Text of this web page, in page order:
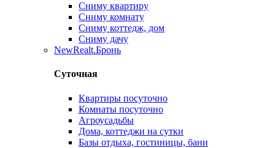
Сниму квартиру
Сниму комнату
Сниму коттедж, дом
Сниму дачу
NewRealt.Бронь
Суточная
Квартиры посуточно
Комнаты посуточно
Агроусадьбы
Дома, коттеджи на сутки
Базы отдыха, гостиницы, бани